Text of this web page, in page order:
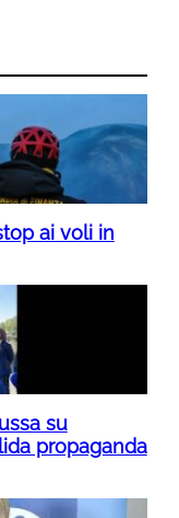
ai voli in
su
propaganda